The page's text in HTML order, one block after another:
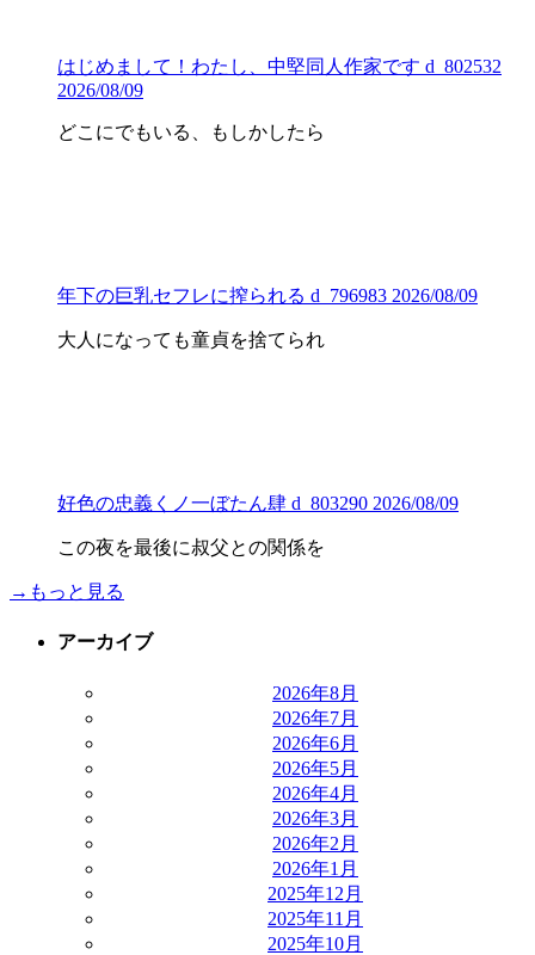
はじめまして！わたし、中堅同人作家です d_802532
2026/08/09
どこにでもいる、もしかしたら
年下の巨乳セフレに搾られる d_796983 2026/08/09
大人になっても童貞を捨てられ
好色の忠義くノ一ぼたん肆 d_803290 2026/08/09
この夜を最後に叔父との関係を
→もっと見る
アーカイブ
2026年8月
2026年7月
2026年6月
2026年5月
2026年4月
2026年3月
2026年2月
2026年1月
2025年12月
2025年11月
2025年10月